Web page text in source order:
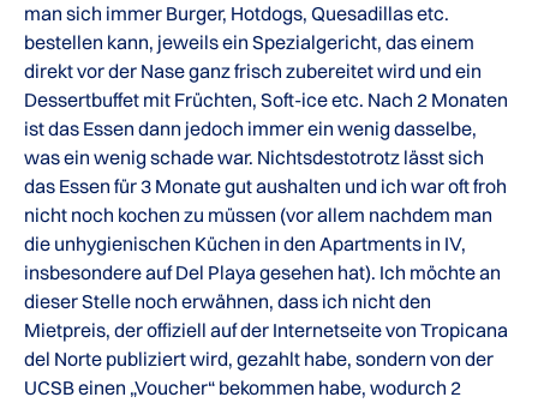
man sich immer Burger, Hotdogs, Quesadillas etc.
bestellen kann, jeweils ein Spezialgericht, das einem
direkt vor der Nase ganz frisch zubereitet wird und ein
Dessertbuffet mit Früchten, Soft-ice etc. Nach 2 Monaten
ist das Essen dann jedoch immer ein wenig dasselbe,
was ein wenig schade war. Nichtsdestotrotz lässt sich
das Essen für 3 Monate gut aushalten und ich war oft froh
nicht noch kochen zu müssen (vor allem nachdem man
die unhygienischen Küchen in den Apartments in IV,
insbesondere auf Del Playa gesehen hat). Ich möchte an
dieser Stelle noch erwähnen, dass ich nicht den
Mietpreis, der offiziell auf der Internetseite von Tropicana
del Norte publiziert wird, gezahlt habe, sondern von der
UCSB einen „Voucher“ bekommen habe, wodurch 2